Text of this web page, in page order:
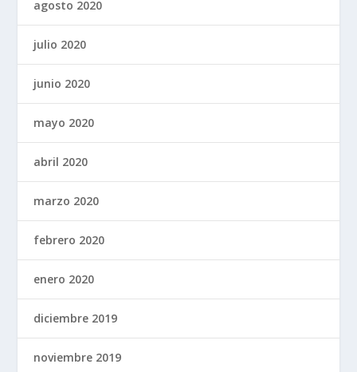
agosto 2020
julio 2020
junio 2020
mayo 2020
abril 2020
marzo 2020
febrero 2020
enero 2020
diciembre 2019
noviembre 2019